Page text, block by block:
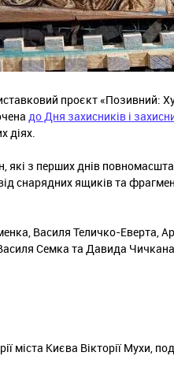
проєкт «Позивний:
до Дня захисників і
діях.
з перших днів
снарядних ящиків та
Василя Теличко-Еверта,
Семка та Давида
міста Києва Вікторії Мухи,